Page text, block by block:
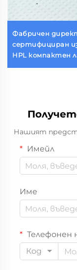
Фабричен
сертифициран
HPL компактен
Нашият
Имейл
Име
Телефонен
Код